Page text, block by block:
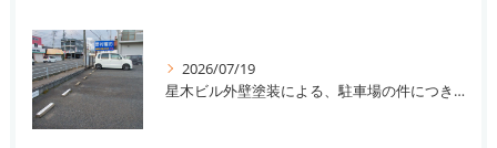
2026/07/19
星木ビル外壁塗装による、駐車場の件につきまして。